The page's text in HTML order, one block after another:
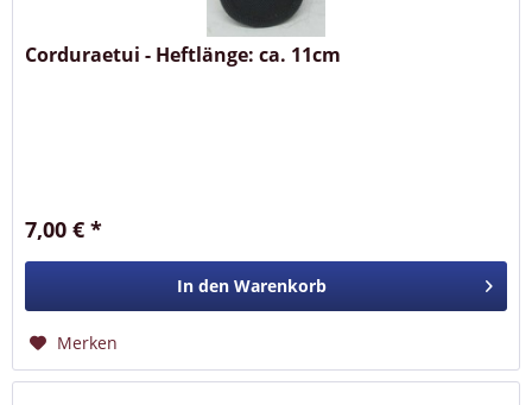
Corduraetui - Heftlänge: ca. 11cm
7,00 € *
In den Warenkorb
Merken